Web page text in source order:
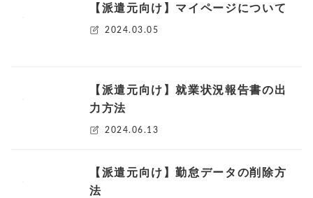
【派遣元向け】マイページについて
2024.03.05
【派遣元向け】就業状況報告書の出
力方法
2024.06.13
【派遣元向け】勤怠データの削除方
法